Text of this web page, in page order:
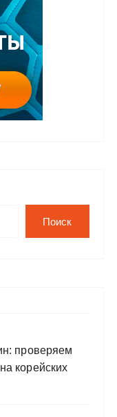
Поиск
проверяем
корейских